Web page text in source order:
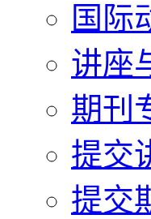
国际
讲座
期刊
提交
提交